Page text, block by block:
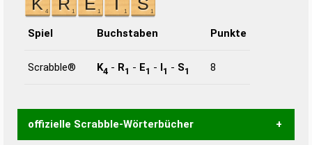
Spiel Buchstaben Punkte
Scrabble® K4 - R1 - E1 - I1 - S1 8
offizielle Scrabble-Wörterbücher